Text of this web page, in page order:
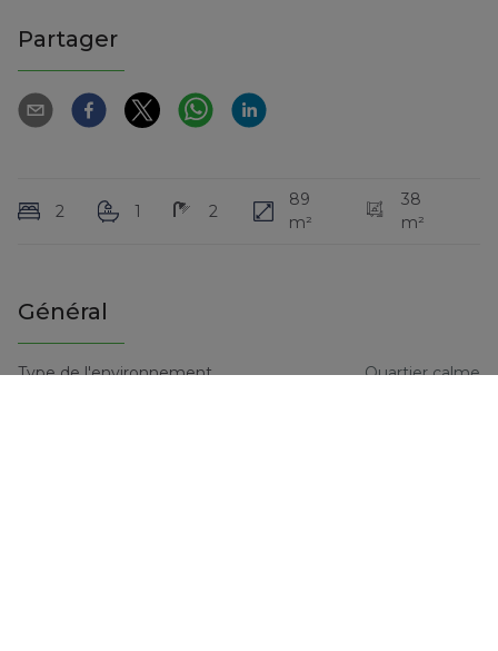
Partager
2 1 2
89
m²
38
m²
Général
Type de l'environnement Quartier calme